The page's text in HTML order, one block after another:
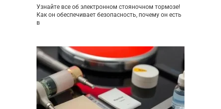
Узнайте все об электронном стояночном тормозе!
Как он обеспечивает безопасность, почему он есть
в